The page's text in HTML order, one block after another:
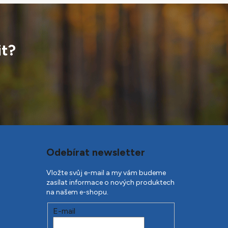
Odebírat newsletter
Vložte svůj e-mail a my vám budeme
zasílat informace o nových produktech
na našem e-shopu.
E-mail